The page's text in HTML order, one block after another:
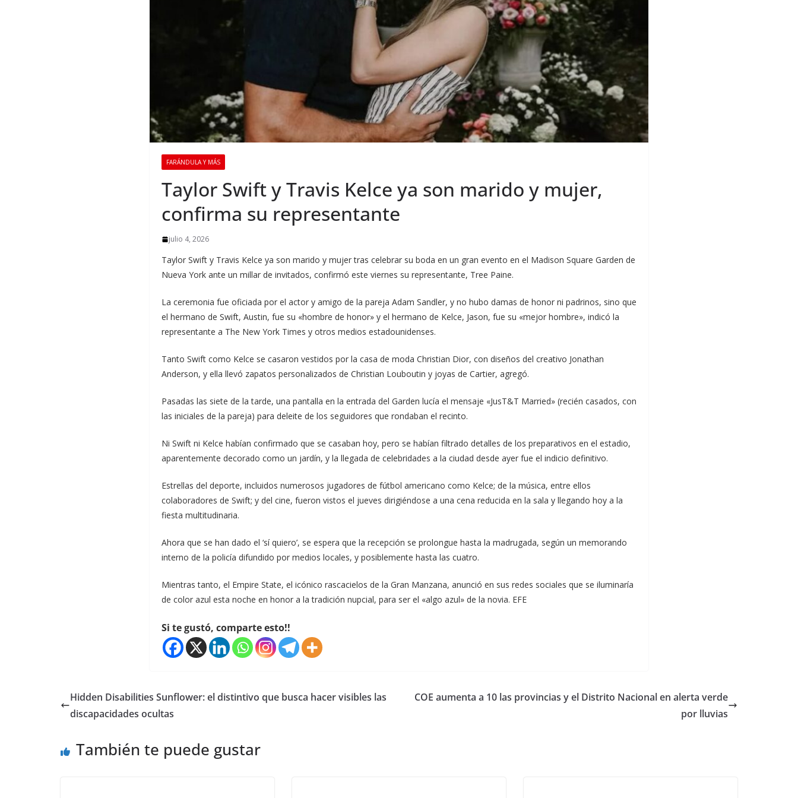
FARÁNDULA Y MÁS
Taylor Swift y Travis Kelce ya son marido y mujer,
confirma su representante
julio 4, 2026
Taylor Swift y Travis Kelce ya son marido y mujer tras celebrar su boda en un gran evento en el Madison Square Garden de
Nueva York ante un millar de invitados, confirmó este viernes su representante, Tree Paine.
La ceremonia fue oficiada por el actor y amigo de la pareja Adam Sandler, y no hubo damas de honor ni padrinos, sino que
el hermano de Swift, Austin, fue su «hombre de honor» y el hermano de Kelce, Jason, fue su «mejor hombre», indicó la
representante a The New York Times y otros medios estadounidenses.
Tanto Swift como Kelce se casaron vestidos por la casa de moda Christian Dior, con diseños del creativo Jonathan
Anderson, y ella llevó zapatos personalizados de Christian Louboutin y joyas de Cartier, agregó.
Pasadas las siete de la tarde, una pantalla en la entrada del Garden lucía el mensaje «JusT&T Married» (recién casados, con
las iniciales de la pareja) para deleite de los seguidores que rondaban el recinto.
Ni Swift ni Kelce habían confirmado que se casaban hoy, pero se habían filtrado detalles de los preparativos en el estadio,
aparentemente decorado como un jardín, y la llegada de celebridades a la ciudad desde ayer fue el indicio definitivo.
Estrellas del deporte, incluidos numerosos jugadores de fútbol americano como Kelce; de la música, entre ellos
colaboradores de Swift; y del cine, fueron vistos el jueves dirigiéndose a una cena reducida en la sala y llegando hoy a la
fiesta multitudinaria.
Ahora que se han dado el ‘sí quiero’, se espera que la recepción se prolongue hasta la madrugada, según un memorando
interno de la policía difundido por medios locales, y posiblemente hasta las cuatro.
Mientras tanto, el Empire State, el icónico rascacielos de la Gran Manzana, anunció en sus redes sociales que se iluminaría
de color azul esta noche en honor a la tradición nupcial, para ser el «algo azul» de la novia. EFE
Si te gustó, comparte esto!!
Hidden Disabilities Sunflower: el distintivo que busca hacer visibles las
discapacidades ocultas
COE aumenta a 10 las provincias y el Distrito Nacional en alerta verde
por lluvias
También te puede gustar